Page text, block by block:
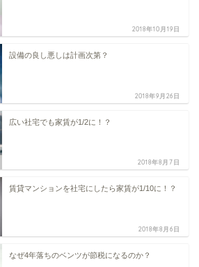
2018年10月19日
設備の良し悪しは計画次第？
2018年9月26日
広い社宅でも家賃が1/2に！？
2018年8月7日
賃貸マンションを社宅にしたら家賃が1/10に！？
2018年8月6日
なぜ4年落ちのベンツが節税になるのか？